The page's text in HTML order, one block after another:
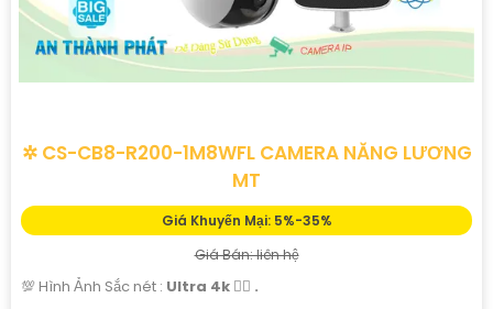
✲ CS-CB8-R200-1M8WFL CAMERA NĂNG LƯƠNG
MT
Giá Khuyến Mại: 5%-35%
Giá Bán: liên hệ
💯 Hình Ảnh Sắc nét : Ultra 4k 👍🏾 .